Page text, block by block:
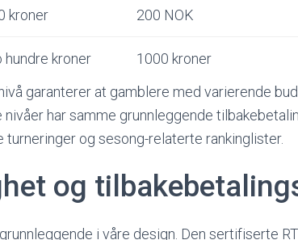
kroner 200 NOK
hundre kroner 1000 kroner
garanterer at gamblere med varierende
har samme grunnleggende
turneringer og sesong-relaterte rankinglister.
og
i våre design. Den sertifiserte